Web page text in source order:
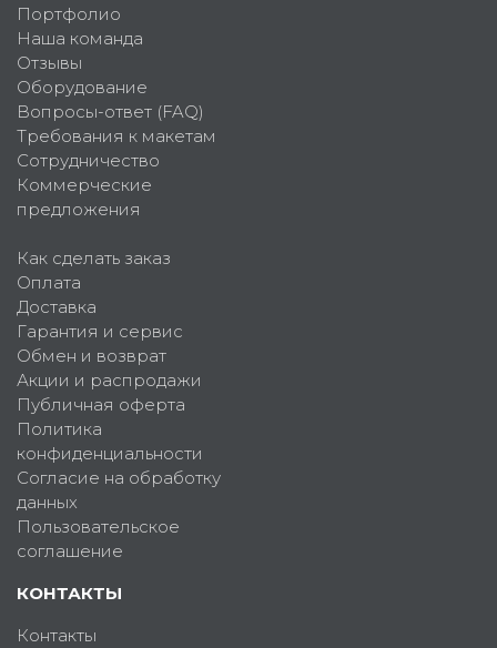
Портфолио
Наша команда
Отзывы
Оборудование
Вопросы-ответ (FAQ)
Требования к макетам
Сотрудничество
Коммерческие
предложения
Как сделать заказ
Оплата
Доставка
Гарантия и сервис
Обмен и возврат
Акции и распродажи
Публичная оферта
Политика
конфиденциальности
Согласие на обработку
данных
Пользовательское
соглашение
КОНТАКТЫ
Контакты